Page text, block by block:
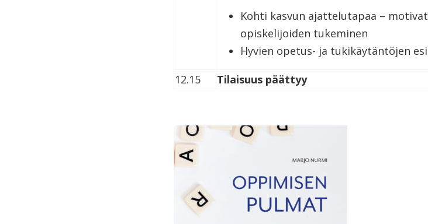
Kohti kasvun ajattelutapaa –
opiskelijoiden tukeminen
Hyvien opetus- ja tukikäytäntöjen
12.15 Tilaisuus päättyy